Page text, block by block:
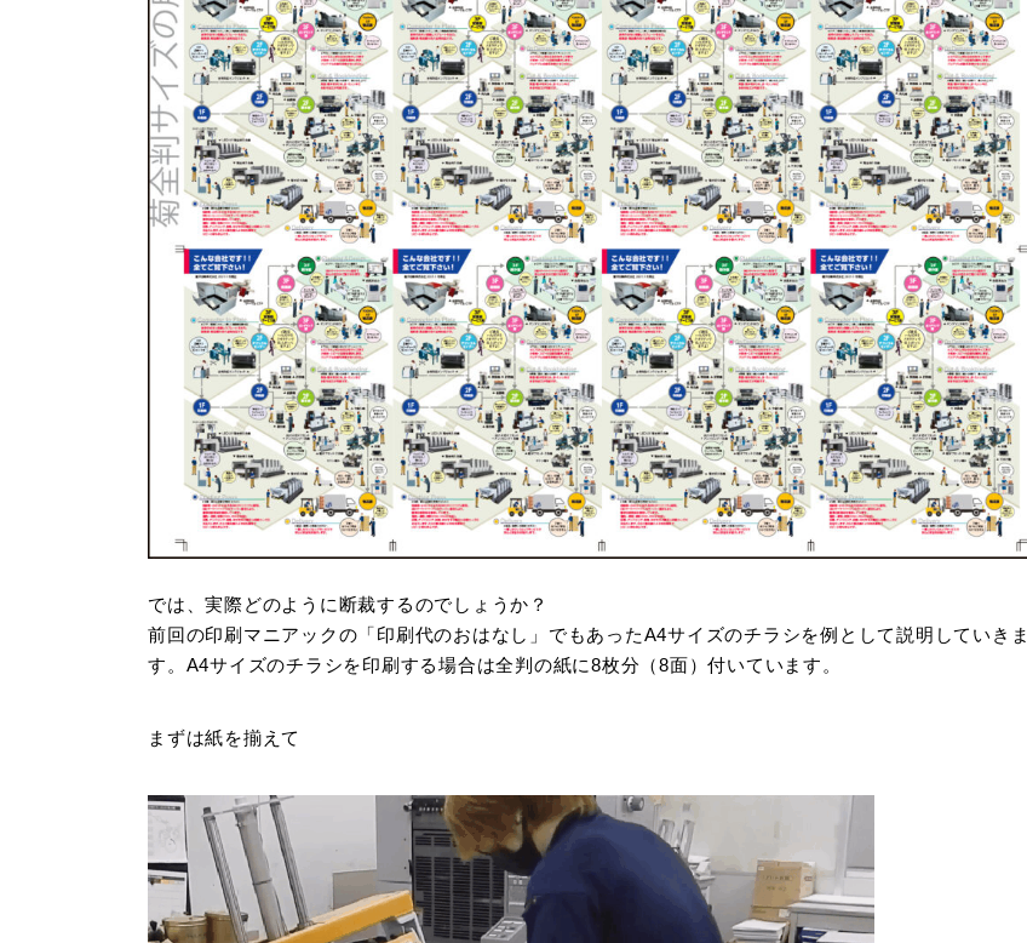
では、実際どのように断裁するのでしょうか？
前回の印刷マニアックの「印刷代のおはなし」でもあったA4サイズのチラシを例として説明していきま
す。A4サイズのチラシを印刷する場合は全判の紙に8枚分（8面）付いています。
まずは紙を揃えて